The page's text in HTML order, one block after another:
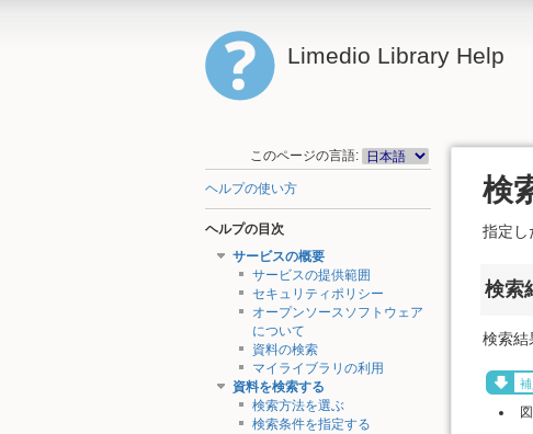
Limedio Library Help
このページの言語:
ヘルプの使い方
ヘルプの目次
サービスの概要
サービスの提供範囲
セキュリティポリシー
オープンソースソフトウェア
について
資料の検索
マイライブラリの利用
資料を検索する
検索方法を選ぶ
検索条件を指定する
検
指定し
検索
検索結